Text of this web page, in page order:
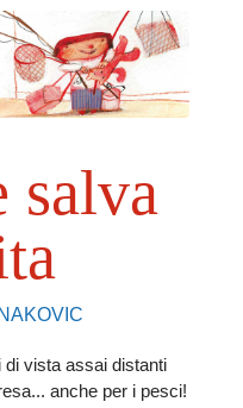
salva
di vista assai distanti
anche per i pesci!